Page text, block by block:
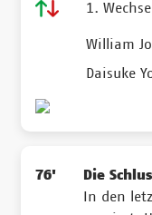
1.
William
Daisuke
76'
Die
In den